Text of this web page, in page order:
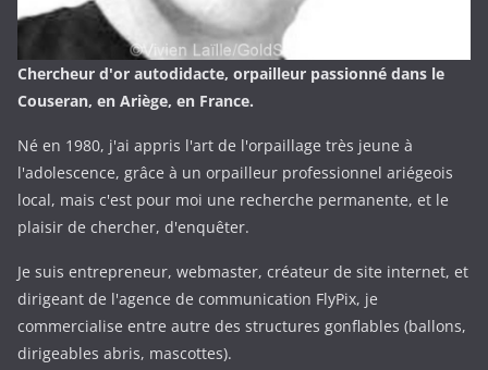
Chercheur d'or autodidacte, orpailleur passionné dans le
Couseran, en Ariège, en France.
Né en 1980, j'ai appris l'art de l'orpaillage très jeune à
l'adolescence, grâce à un orpailleur professionnel ariégeois
local, mais c'est pour moi une recherche permanente, et le
plaisir de chercher, d'enquêter.
Je suis entrepreneur, webmaster, créateur de site internet, et
dirigeant de l'agence de communication FlyPix, je
commercialise entre autre des structures gonflables (ballons,
dirigeables abris, mascottes).